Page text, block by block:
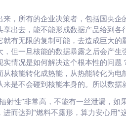
，所有的企业决策者，包括国央
出去，能不能形成数据产品给到
有无限的复制可能，去造成巨大
但一旦核能的数据暴露之后会产
情况是如何解决这个根本性的问
核能转化成热能，从热能转化为
是不会碰到核能本身的。所以数据
射性”非常高，不能有一丝泄漏，
而达到“燃料不露形，算力安心用